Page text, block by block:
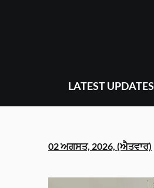
LATEST UPDATES
02 ਅਗਸਤ, 2026, (ਐਤਵਾਰ)